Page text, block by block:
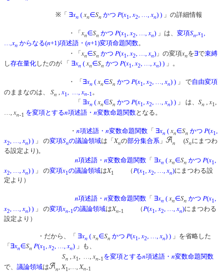
※「 ∃xn (xn∈Sn かつ P(x1 x2 xn) ) 」の詳細情報
・「xn∈Sn かつ P(x1 x2 xn) 」は、 変項Sn ,x1
…,xn からなる(n+1)項述語・(n+1)変項命題関数。
・「 xn∈Sn かつ P(x1 x2 xn) 」の変項xnを∃で束縛
し存在量化したのが 「 ∃xn (xn∈Sn かつ P(x1,x2, …,xn) ) 」。
・ 「 ∃xn (xn∈Sn かつ P(x1,x2, …,xn) ) 」 で自由変項
のままなのは、 Sn x1 xn-1 。
「 ∃xn (xn∈Sn かつ P(x1,x2, …,xn) ) 」 は、 Sn ,x1,
…,xn-1 を変項とするn項述語・ n変数命題関数となる。
・ n項述語・ n変数命題関数 「 ∃xn (xn∈Sn かつ P(x1
x2, …,xn) ) 」 の変項Snの議論領域は「 Xnの部分集合系 」 n (Snにまつわ
る設定より)。
n項述語・ n変数命題関数 「 ∃xn (xn∈Sn かつ P(x1,
x2 xn) ) 」 の変項x1の議論領域はX1 （P(x1 x2 xn)にまつわる設
定より）
n項述語・ n変数命題関数 「 ∃xn (xn∈Sn かつ P(x1,
x2, …,xn) ) 」 の変項xn-1の議論領域はXn-1 （P(x1,x2, …,xn)にまつわる
設定より）
・だから、「 ∃xn (xn∈Sn かつ P(x1 x2 xn) ) 」を省略した
「 ∃xn∈Sn P(x1,x2, …,xn) 」も、
Sn ,x1, …,xn-1 を変項とするn項述語・ n変数命題関数
で、 議論領域は n X1 Xn-1